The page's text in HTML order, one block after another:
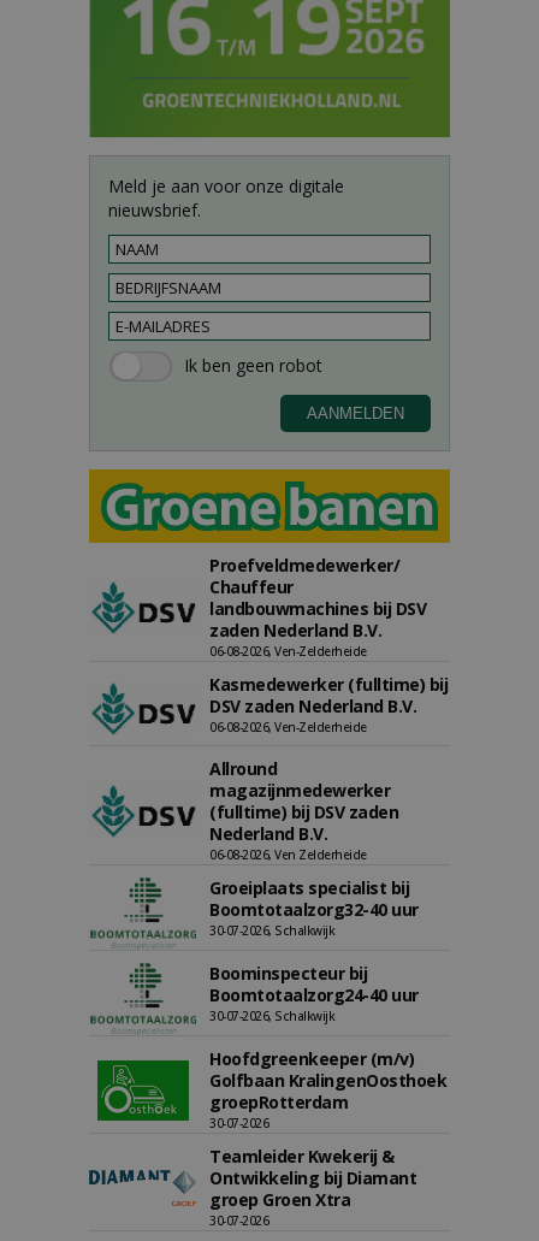
Meld je aan voor onze digitale
nieuwsbrief.
Proefveldmedewerker/
Chauffeur
landbouwmachines bij DSV
zaden Nederland B.V.
06-08-2026, Ven-Zelderheide
Kasmedewerker (fulltime) bij
DSV zaden Nederland B.V.
06-08-2026, Ven-Zelderheide
Allround
magazijnmedewerker
(fulltime) bij DSV zaden
Nederland B.V.
06-08-2026, Ven Zelderheide
Groeiplaats specialist bij
Boomtotaalzorg32-40 uur
30-07-2026, Schalkwijk
Boominspecteur bij
Boomtotaalzorg24-40 uur
30-07-2026, Schalkwijk
Hoofdgreenkeeper (m/v)
Golfbaan KralingenOosthoek
groepRotterdam
30-07-2026
Teamleider Kwekerij &
Ontwikkeling bij Diamant
groep Groen Xtra
30-07-2026